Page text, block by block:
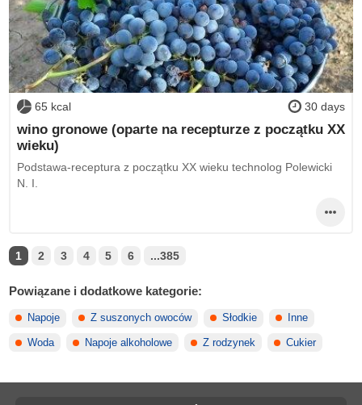
65 kcal 30 days
wino gronowe (oparte na recepturze z początku XX
wieku)
Podstawa-receptura z początku XX wieku technolog Polewicki
N. I.
1 2 3 4 5 6 ...385
Powiązane i dodatkowe kategorie:
Napoje Z suszonych owoców Słodkie Inne
Woda Napoje alkoholowe Z rodzynek Cukier